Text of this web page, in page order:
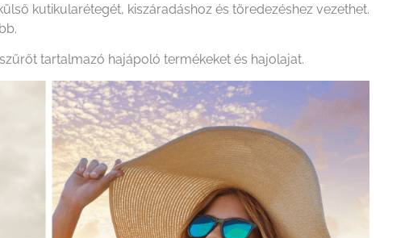
kutikularétegét, kiszáradáshoz és töredezéshez vezethet.
tartalmazó hajápoló termékeket és hajolajat.